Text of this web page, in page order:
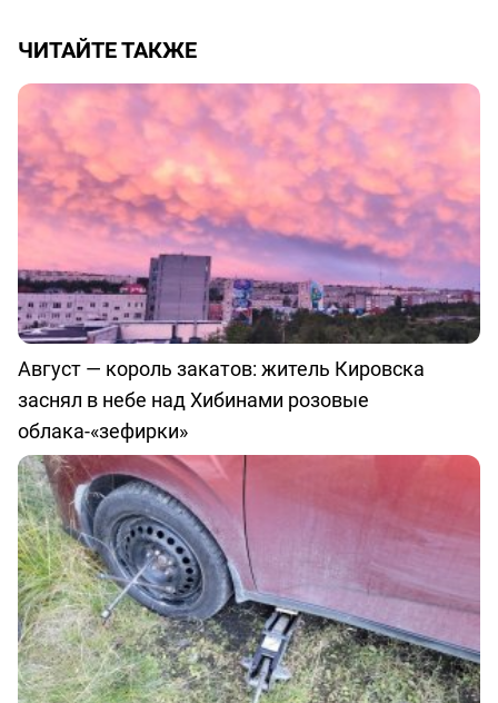
ЧИТАЙТЕ ТАКЖЕ
Август — король закатов: житель Кировска
заснял в небе над Хибинами розовые
облака-«зефирки»